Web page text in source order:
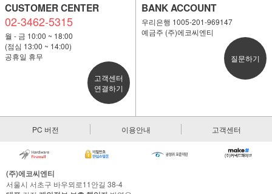
CUSTOMER CENTER
02-3462-5315
월 - 금 10:00 ~ 18:00
(점심 13:00 ~ 14:00)
공휴일 휴무
고객센터
연결하기
BANK ACCOUNT
우리은행 1005-201-969147
예금주 (주)에코씨엔티
질문하기
PC 버전 이용안내 고객센터
(주)에코씨엔티
서울시 서초구 바우뫼로11안길 38-4